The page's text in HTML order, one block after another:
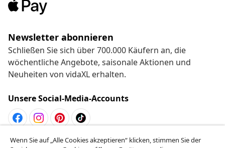
Newsletter abonnieren
Schließen Sie sich über 700.000 Käufern an, die
wöchentliche Angebote, saisonale Aktionen und
Neuheiten von vidaXL erhalten.
Unsere Social-Media-Accounts
Wenn Sie auf „Alle Cookies akzeptieren“ klicken, stimmen Sie der